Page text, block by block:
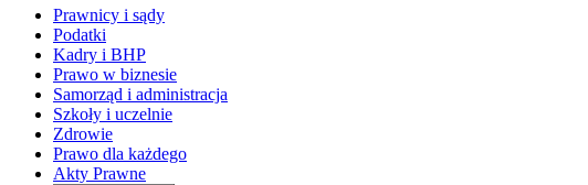
Prawnicy i sądy
Podatki
Kadry i BHP
Prawo w biznesie
Samorząd i administracja
Szkoły i uczelnie
Zdrowie
Prawo dla każdego
Akty Prawne